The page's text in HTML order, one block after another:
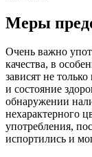
Меры
Очень важно
качества, в
зависят не
и состояние
обнаружении
нехарактерного
употребления,
испортились и